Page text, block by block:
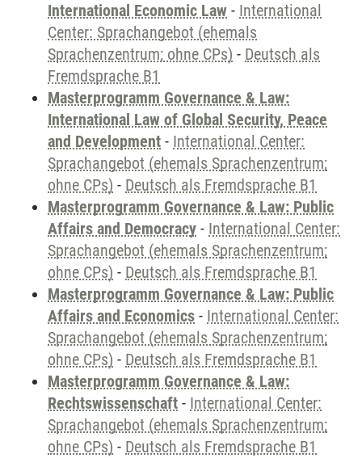
International Economic Law - International
Center: Sprachangebot (ehemals
Sprachenzentrum; ohne CPs) - Deutsch als
Fremdsprache B1
Masterprogramm Governance & Law:
International Law of Global Security, Peace
and Development - International Center:
Sprachangebot (ehemals Sprachenzentrum;
ohne CPs) - Deutsch als Fremdsprache B1
Masterprogramm Governance & Law: Public
Affairs and Democracy - International Center:
Sprachangebot (ehemals Sprachenzentrum;
ohne CPs) - Deutsch als Fremdsprache B1
Masterprogramm Governance & Law: Public
Affairs and Economics - International Center:
Sprachangebot (ehemals Sprachenzentrum;
ohne CPs) - Deutsch als Fremdsprache B1
Masterprogramm Governance & Law:
Rechtswissenschaft - International Center:
Sprachangebot (ehemals Sprachenzentrum;
ohne CPs) - Deutsch als Fremdsprache B1